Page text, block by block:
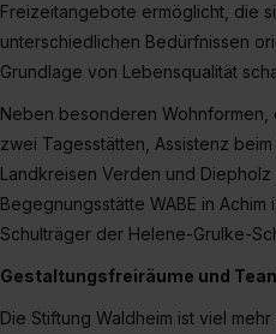
zur Übermittlung deiner
S. 1 lit. a) DS-GVO). Die
angemessenes
II). Du kannst die von dir
Wirkung für die Zukunft ganz
Einstellungen“ widerrufen.
einzelnen Cookies findest du
zeigen“. Weitere
Impressum.
Freizeitangebote ermöglicht, die
unterschiedlichen Bedürfnissen
Grundlage von Lebensqualität
Neben besonderen Wohnformen,
zwei Tagesstätten, Assistenz
Landkreisen Verden und
Begegnungsstätte WABE in Achim
Schulträger der Helene-Grulke-
Gestaltungsfreiräume und
Die Stiftung Waldheim ist viel